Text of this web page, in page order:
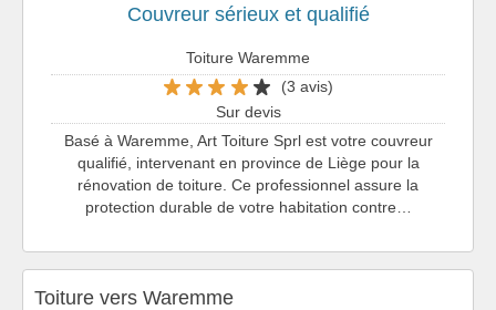
Couvreur sérieux et qualifié
Toiture Waremme
(3 avis)
Sur devis
Basé à Waremme, Art Toiture Sprl est votre couvreur
qualifié, intervenant en province de Liège pour la
rénovation de toiture. Ce professionnel assure la
protection durable de votre habitation contre…
Toiture vers Waremme